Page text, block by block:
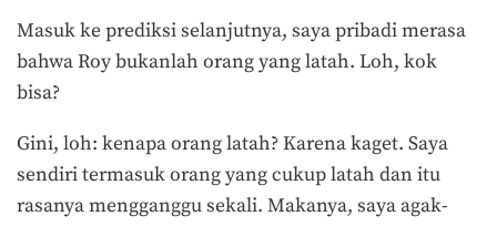
Masuk ke prediksi selanjutnya, saya pribadi merasa
bahwa Roy bukanlah orang yang latah. Loh, kok
bisa?
Gini, loh: kenapa orang latah? Karena kaget. Saya
sendiri termasuk orang yang cukup latah dan itu
rasanya mengganggu sekali. Makanya, saya agak-